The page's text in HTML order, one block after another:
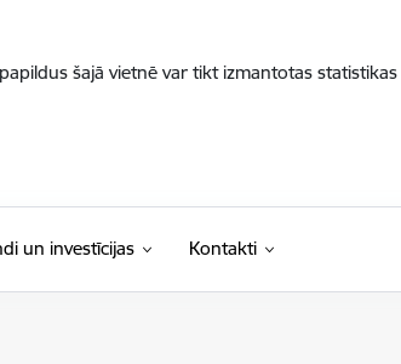
šajā vietnē var tikt izmantotas
un investīcijas Kontakti